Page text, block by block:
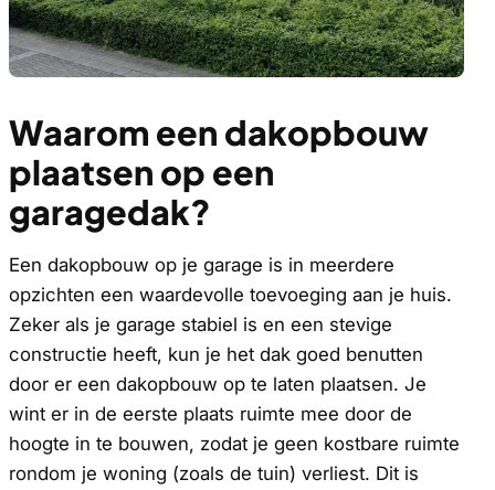
Waarom een dakopbouw
plaatsen op een
garagedak?
Een dakopbouw op je garage is in meerdere
opzichten een waardevolle toevoeging aan je huis.
Zeker als je garage stabiel is en een stevige
constructie heeft, kun je het dak goed benutten
door er een dakopbouw op te laten plaatsen. Je
wint er in de eerste plaats ruimte mee door de
hoogte in te bouwen, zodat je geen kostbare ruimte
rondom je woning (zoals de tuin) verliest. Dit is